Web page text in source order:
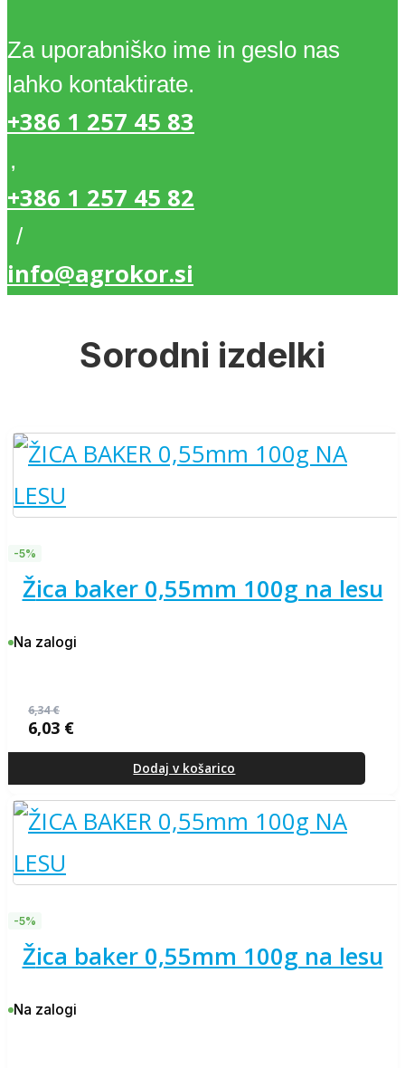
Za uporabniško ime in geslo nas
lahko kontaktirate.
+386 1 257 45 83
,
+386 1 257 45 82
/
info@agrokor.si
Sorodni izdelki
-5%
žica baker 0,55mm 100g na lesu
Na zalogi
6,34€
cena
6,34 €.
6,03 €
cena
Dodaj v košarico
-5%
žica baker 0,55mm 100g na lesu
Na zalogi